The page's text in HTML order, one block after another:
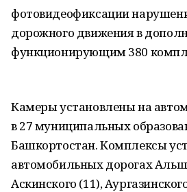
фотовидеофиксации
дорожного движения в
функционирующим 380
Камеры установлены на
в 27 муниципальных
Башкортостан. Комплексы
автомобильных дорогах
Аскинского (11),